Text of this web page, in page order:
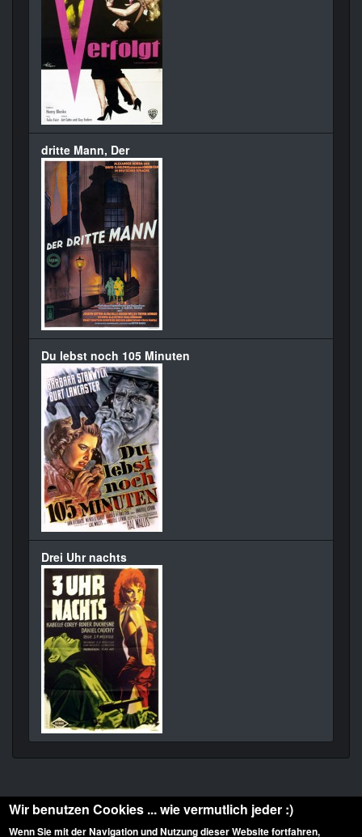
dritte Mann, Der
Du lebst noch 105 Minuten
Drei Uhr nachts
Wir benutzen Cookies ... wie vermutlich jeder :)
Wenn Sie mit der Navigation und Nutzung dieser Website fortfahren,